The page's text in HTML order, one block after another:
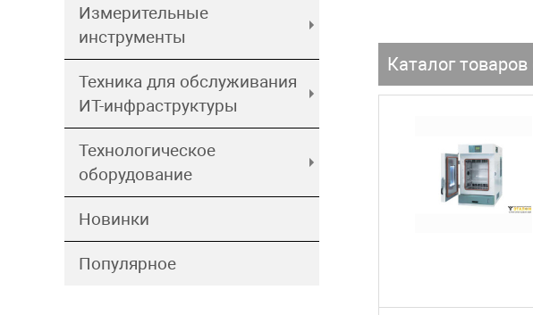
Измерительные
инструменты
Техника для обслуживания
ИТ-инфраструктуры
Технологическое
оборудование
Новинки
Популярное
Каталог